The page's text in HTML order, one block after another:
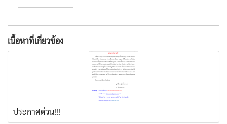
เนื้อหาที่เกี่ยวข้อง
ประกาศด่วน!!!